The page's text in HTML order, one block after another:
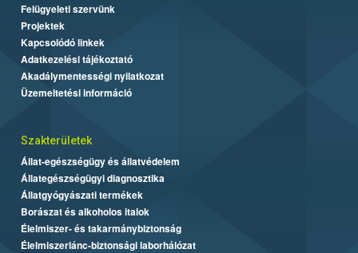
Felügyeleti szervünk
Projektek
Kapcsolódó linkek
Adatkezelési tájékoztató
Akadálymentességi nyilatkozat
Üzemeltetési információ
Szakterületek
Állat-egészségügy és állatvédelem
Állategészségügyi diagnosztika
Állatgyógyászati termékek
Borászat és alkoholos italok
Élelmiszer- és takarmánybiztonság
Élelmiszerlánc-biztonsági laborhálózat